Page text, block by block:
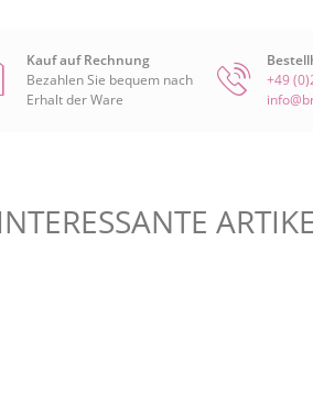
Kauf auf Rechnung
Bezahlen Sie bequem nach
Erhalt der Ware
+49